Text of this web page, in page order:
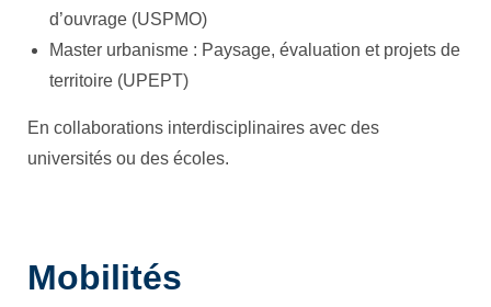
d’ouvrage (USPMO)
Master urbanisme : Paysage, évaluation et projets de
territoire (UPEPT)
En collaborations interdisciplinaires avec des
universités ou des écoles.
Mobilités